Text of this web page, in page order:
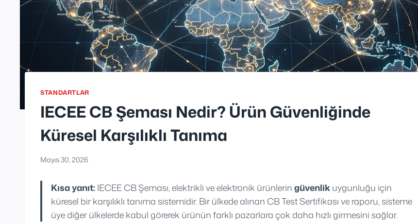
STANDARTLAR
IECEE CB Şeması Nedir? Ürün Güvenliğinde
Küresel Karşılıklı Tanıma
Mayıs 30, 2026
Kısa yanıt:IECEE CB Şeması, elektrikli ve elektronik ürünleringüvenlikuygunluğu için
küresel bir karşılıklı tanıma sistemidir. Bir ülkede alınan CB Test Sertifikası ve raporu, sisteme
üye diğer ülkelerde kabul görerek ürünün farklı pazarlara çok daha hızlı girmesini sağlar.